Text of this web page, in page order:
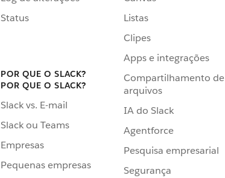
Status
POR QUE O SLACK?
POR QUE O SLACK?
Slack vs. E-mail
Slack ou Teams
Empresas
Pequenas empresas
Listas
Clipes
Apps e integrações
Compartilhamento de
arquivos
IA do Slack
Agentforce
Pesquisa empresarial
Segurança